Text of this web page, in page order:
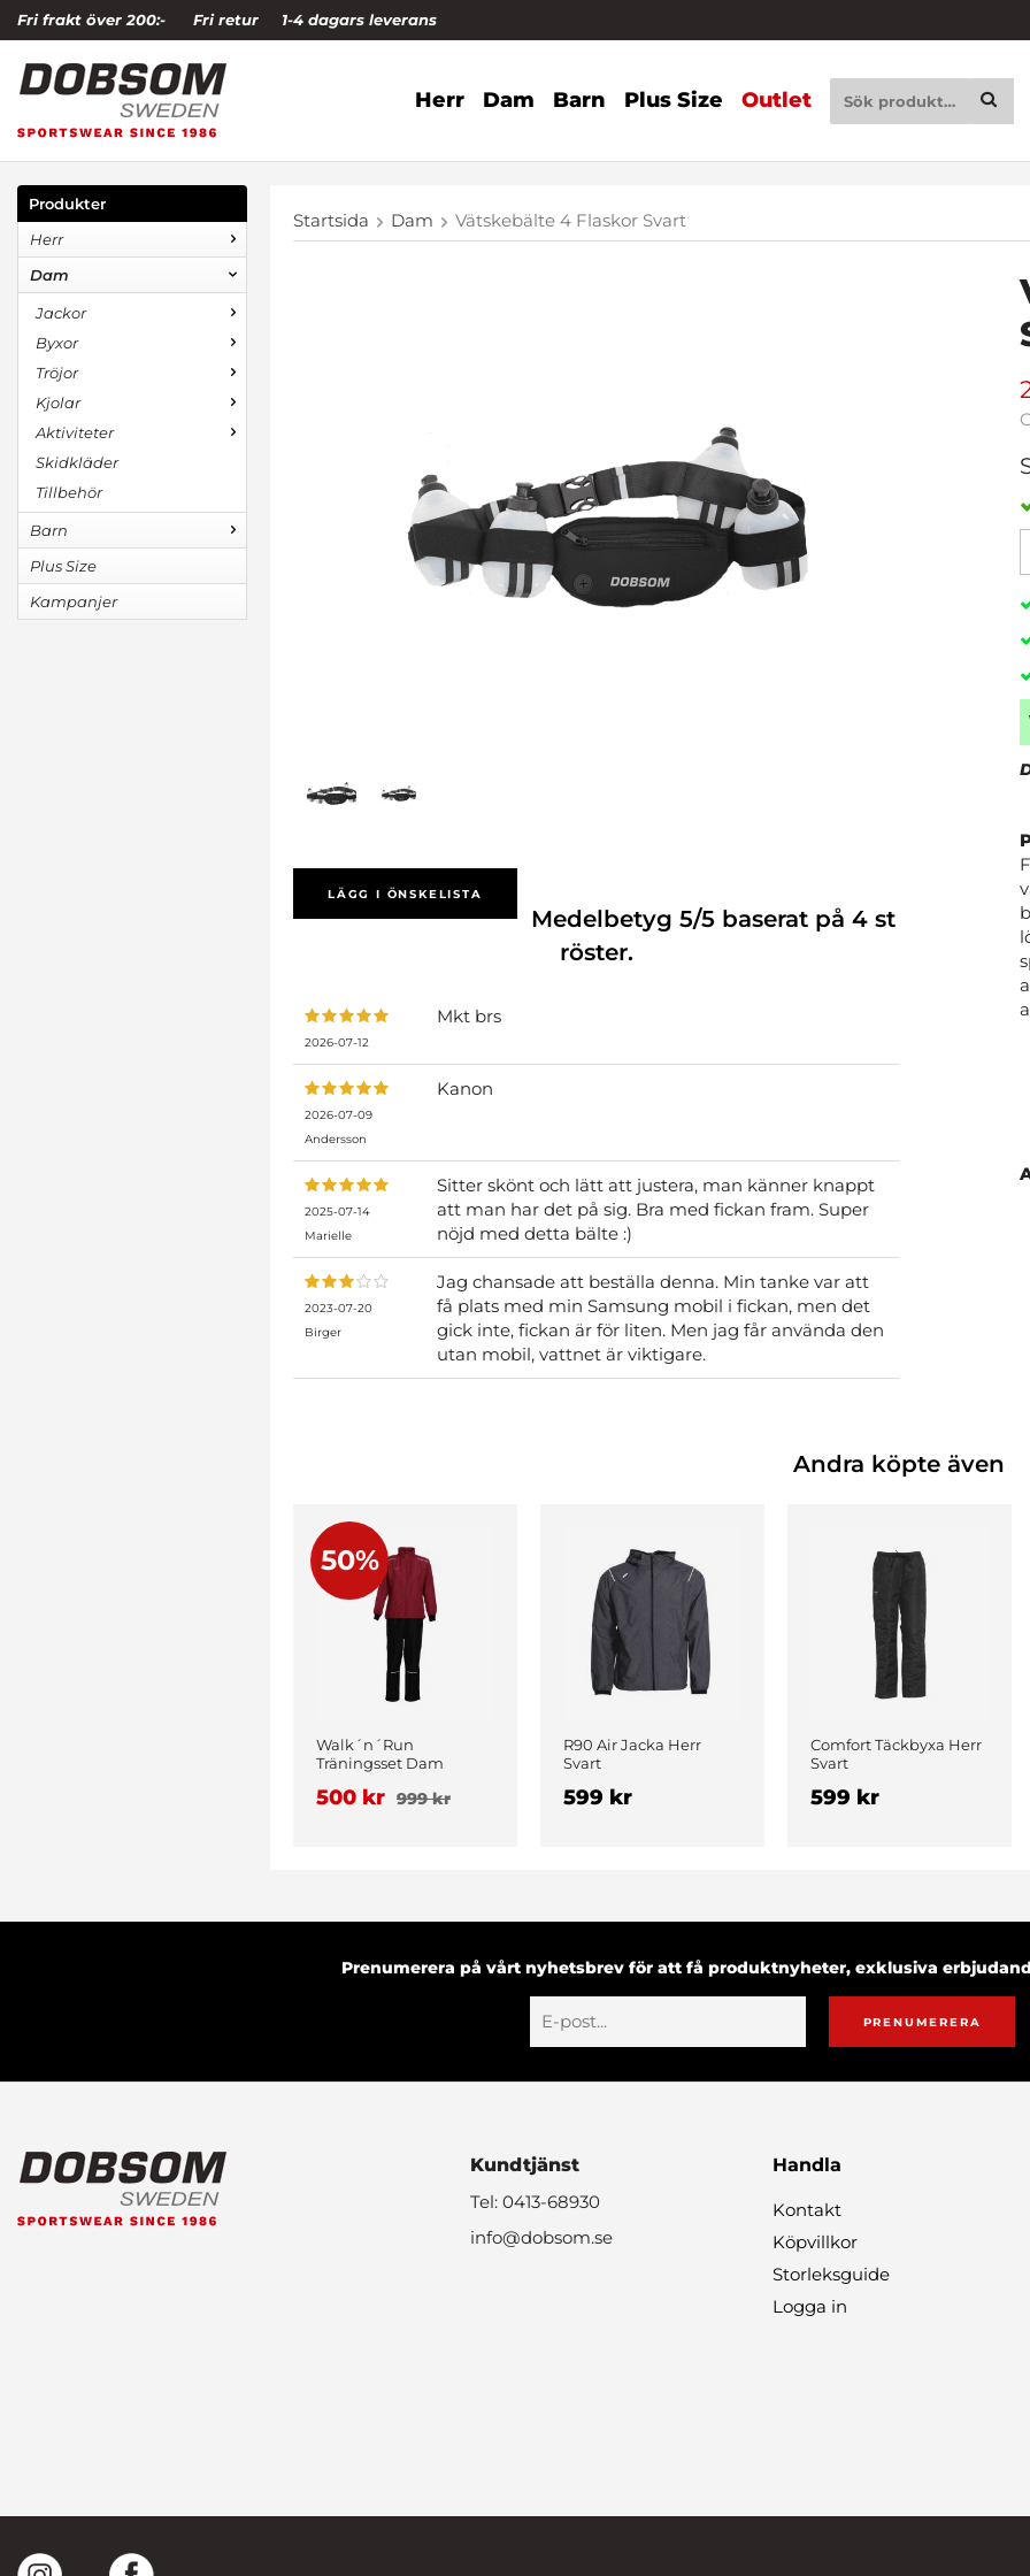
Fri frakt över 200:- Fri retur 1-4 dagars leverans
Herr Dam Barn Plus Size Outlet
Produkter
Herr
Dam
Jackor
Byxor
Tröjor
Kjolar
Aktiviteter
Skidkläder
Tillbehör
Barn
Plus Size
Kampanjer
Startsida Dam Vätskebälte 4 Flaskor Svart
LÄGG I ÖNSKELISTA
Medelbetyg5/5 baserat på4 st
röster.
2026-07-12
Mkt brs
2026-07-09
Andersson
Kanon
2025-07-14
Marielle
Sitter skönt och lätt att justera, man känner knappt
att man har det på sig. Bra med fickan fram. Super
nöjd med detta bälte :)
2023-07-20
Birger
Jag chansade att beställa denna. Min tanke var att
få plats med min Samsung mobil i fickan, men det
gick inte, fickan är för liten. Men jag får använda den
utan mobil, vattnet är viktigare.
Andra köpte även
50%
Walk´n´Run
Träningsset Dam
500 kr 999 kr
R90 Air Jacka Herr
Svart
599 kr
Comfort Täckbyxa Herr
Svart
599 kr
Prenumerera på vårt nyhetsbrev för att få produktnyheter, exklusiva
PRENUMERERA
Kundtjänst
Tel: 0413-68930
info@dobsom.se
Handla
Kontakt
Köpvillkor
Storleksguide
Logga in